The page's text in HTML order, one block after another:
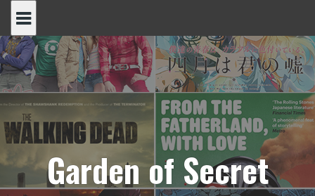
content
Garden of Secret